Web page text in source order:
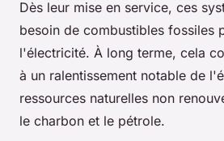
Dès leur mise en service, ces
besoin de combustibles fossiles
l'électricité. À long terme, cela
à un ralentissement notable de
ressources naturelles non
le charbon et le pétrole.